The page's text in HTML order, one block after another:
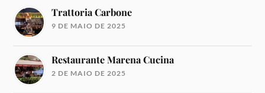
Trattoria Carbone
9 DE MAIO DE 2025
Restaurante Marena Cucina
2 DE MAIO DE 2025